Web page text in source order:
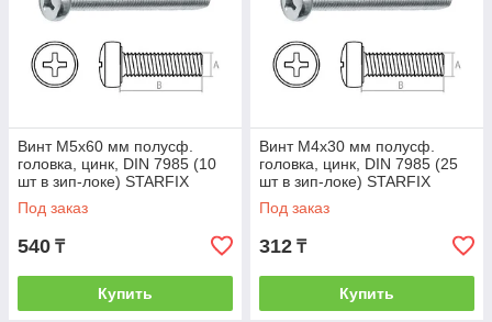
Винт М5х60 мм полусф.
головка, цинк, DIN 7985 (10
шт в зип-локе) STARFIX
(STARFIX) (SMZ1-53222-10)
Под заказ
540 ₸
Купить
Винт М4х30 мм полусф.
головка, цинк, DIN 7985 (25
шт в зип-локе) STARFIX
(STARFIX) (SMZ1-52192-25)
Под заказ
312 ₸
Купить